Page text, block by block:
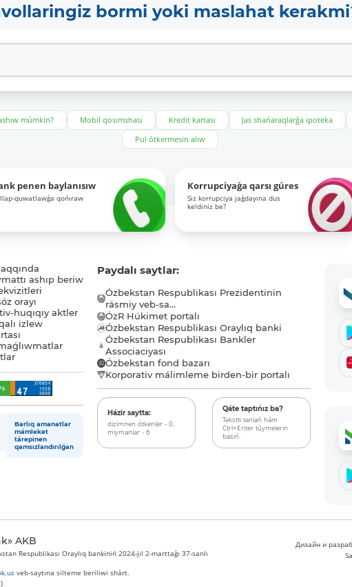
bormi yoki maslahat
múmkin? Mobil qosımshası Kredit kartası Jas shańaraqlarǵa ipoteka
Pul ótkermesin alıw
penen baylanısıw
quwatlawǵa qońıraw
Korrupciyaǵa qarsı gúres
Siz korrupciya jaǵdayına dus
keldiniz be?
ashıp beriw
orayı
huqıqıy aktler
izlew
Barlıq amanatlar
mámleket
tárepinen
qamsızlandırılǵan
Paydalı saytlar:
Ózbekstan Respublikası Prezidentinin
rásmiy veb-sa...
ÓzR Húkimet portalı
Ózbekstan Respublikası Oraylıq banki
Ózbekstan Respublikası Bankler
Associaciyası
Ózbekstan fond bazarı
Korporativ málimleme birden-bir portalı
Házir saytta:
dizimnen ótkenler - 0,
miymanlar - 6
Qáte taptıńız ba?
Tekstti tanlań hám
Ctrl+Enter túymelerin
basıń.
AKB
Respublikası Oraylıq bankiniń 2024-jıl 2-marttaǵı 37-sanlı
veb-saytına silteme beriliwi shárt.
Дизайн и